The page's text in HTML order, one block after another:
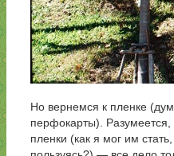
Но вернемся к пленке
перфокарты).
пленки (как я мог им